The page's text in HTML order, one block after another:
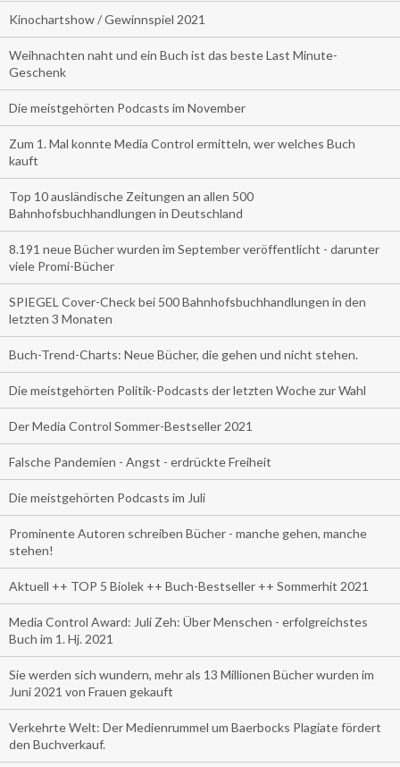
Kinochartshow / Gewinnspiel 2021
Weihnachten naht und ein Buch ist das beste Last Minute-
Geschenk
Die meistgehörten Podcasts im November
Zum 1. Mal konnte Media Control ermitteln, wer welches Buch
kauft
Top 10 ausländische Zeitungen an allen 500
Bahnhofsbuchhandlungen in Deutschland
8.191 neue Bücher wurden im September veröffentlicht - darunter
viele Promi-Bücher
SPIEGEL Cover-Check bei 500 Bahnhofsbuchhandlungen in den
letzten 3 Monaten
Buch-Trend-Charts: Neue Bücher, die gehen und nicht stehen.
Die meistgehörten Politik-Podcasts der letzten Woche zur Wahl
Der Media Control Sommer-Bestseller 2021
Falsche Pandemien - Angst - erdrückte Freiheit
Die meistgehörten Podcasts im Juli
Prominente Autoren schreiben Bücher - manche gehen, manche
stehen!
Aktuell ++ TOP 5 Biolek ++ Buch-Bestseller ++ Sommerhit 2021
Media Control Award: Juli Zeh: Über Menschen - erfolgreichstes
Buch im 1. Hj. 2021
Sie werden sich wundern, mehr als 13 Millionen Bücher wurden im
Juni 2021 von Frauen gekauft
Verkehrte Welt: Der Medienrummel um Baerbocks Plagiate fördert
den Buchverkauf.